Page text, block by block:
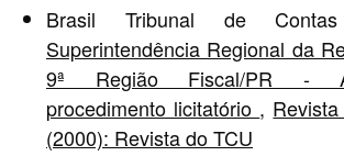
Brasil Tribunal de
Superintendência Regional da
9ª Região Fiscal/PR -
procedimento licitatório ,
(2000): Revista do TCU